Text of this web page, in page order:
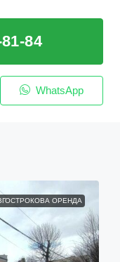
84
WhatsApp
ОРЕНДА